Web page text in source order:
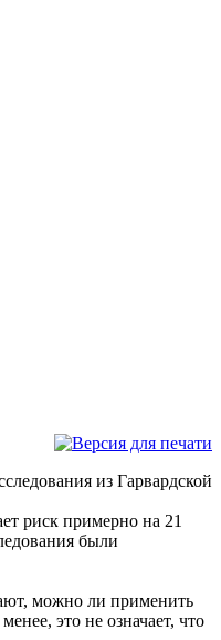
из Гарвардской
риск примерно на 21
были
можно ли применить
это не означает, что